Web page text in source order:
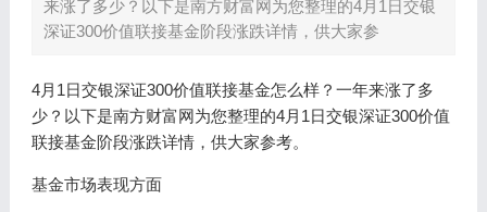
来涨了多少？以下是南方财富网为您整理的4月1日交银
深证300价值联接基金阶段涨跌详情，供大家参
4月1日交银深证300价值联接基金怎么样？一年来涨了多
少？以下是南方财富网为您整理的4月1日交银深证300价值
联接基金阶段涨跌详情，供大家参考。
基金市场表现方面